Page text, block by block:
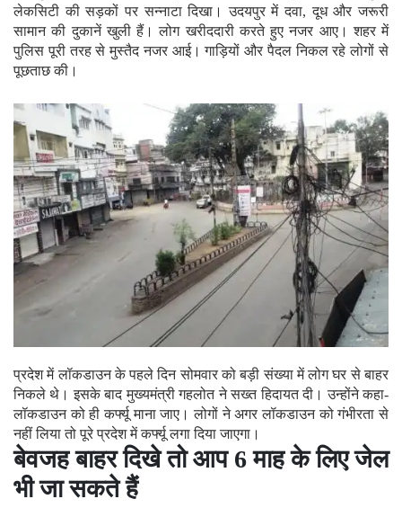
लेकसिटी की सड़कों पर सन्नाटा दिखा। उदयपुर में दवा, दूध और जरूरी
सामान की दुकानें खुली हैं। लोग खरीददारी करते हुए नजर आए। शहर में
पुलिस पूरी तरह से मुस्तैद नजर आई। गाड़ियों और पैदल निकल रहे लोगों से
पूछताछ की।
प्रदेश में लॉकडाउन के पहले दिन सोमवार को बड़ी संख्या में लोग घर से बाहर
निकले थे। इसके बाद मुख्यमंत्री गहलोत ने सख्त हिदायत दी। उन्होंने कहा-
लॉकडाउन को ही कर्फ्यू माना जाए। लोगों ने अगर लॉकडाउन को गंभीरता से
नहीं लिया तो पूरे प्रदेश में कर्फ्यू लगा दिया जाएगा।
बेवजह बाहर दिखे तो आप 6 माह के लिए जेल
भी जा सकते हैं